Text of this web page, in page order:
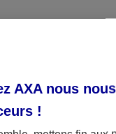
430,40 €,
AXA nous
!